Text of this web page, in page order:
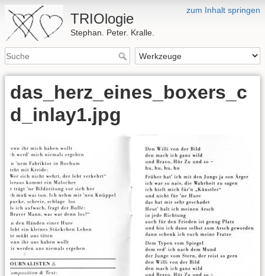
zum Inhalt springen
TRIOlogie
Stephan. Peter. Kralle.
das_herz_eines_boxers_c
d_inlay1.jpg